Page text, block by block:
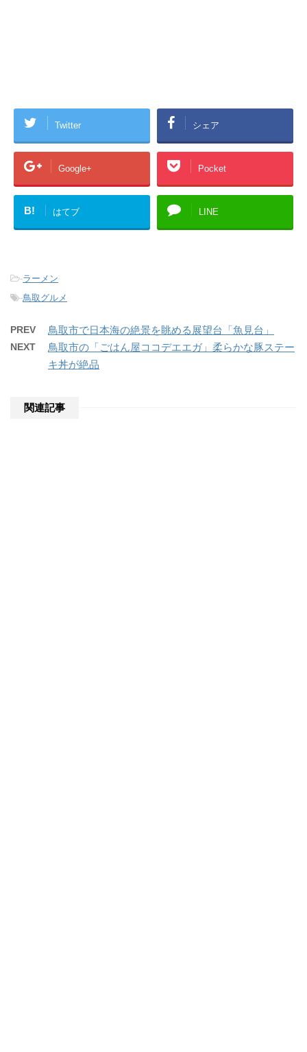
Twitter シェア
Google+ Pocket
B! はてブ LINE
-ラーメン
-鳥取グルメ
PREV 鳥取市で日本海の絶景を眺める展望台「魚見台」
NEXT
鳥取市の「ごはん屋ココデエエガ」柔らかな豚ステー
キ丼が絶品
関連記事